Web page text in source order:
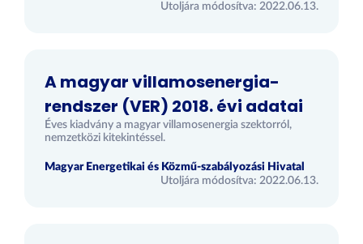
Utoljára módosítva: 2022.06.13.
A magyar villamosenergia-
rendszer (VER) 2018. évi adatai
Éves kiadvány a magyar villamosenergia szektorról,
nemzetközi kitekintéssel.
Magyar Energetikai és Közmű-szabályozási Hivatal
Utoljára módosítva: 2022.06.13.